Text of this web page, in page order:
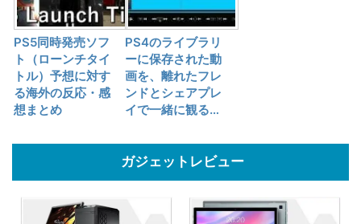
PS5同時発売ソフ
ト（ローンチタイ
トル）予想に対す
る海外の反応・感
想まとめ
PS4のライブラリ
ーに保存された動
画を、離れたフレ
ンドとシェアプレ
イで一緒に観る…
ガジェットレビュー